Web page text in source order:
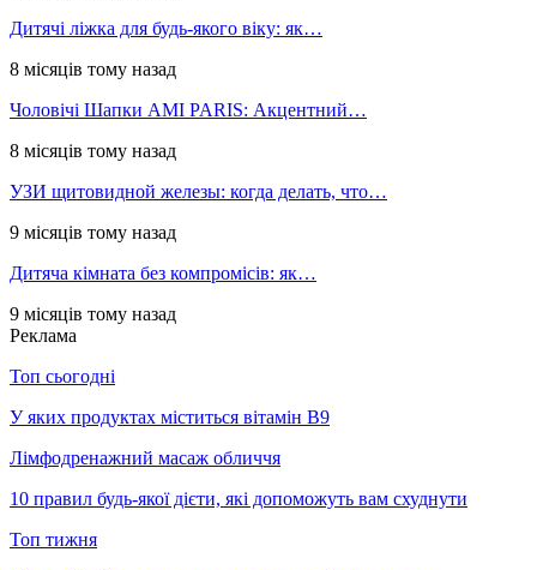
Дитячі ліжка для будь-якого віку: як…
8 місяців тому назад
Чоловічі Шапки AMI PARIS: Акцентний…
8 місяців тому назад
УЗИ щитовидной железы: когда делать, что…
9 місяців тому назад
Дитяча кімната без компромісів: як…
9 місяців тому назад
Реклама
Топ сьогодні
У яких продуктах міститься вітамін В9
Лімфодренажний масаж обличчя
10 правил будь-якої дієти, які допоможуть вам схуднути
Топ тижня